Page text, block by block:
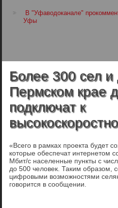
В "Уфаводоканале"
Уфы
Более 300 сел и
Пермском крае
подключат к
«Всего в рамках проекта будет
которые обеспечат интернетом
Мбит/с населенные пункты с
до 500 человек. Таким образом,
цифровыми возможностями
говорится в сообщении.